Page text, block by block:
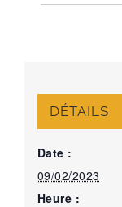
DÉTAILS
Date :
09/02/2023
Heure :